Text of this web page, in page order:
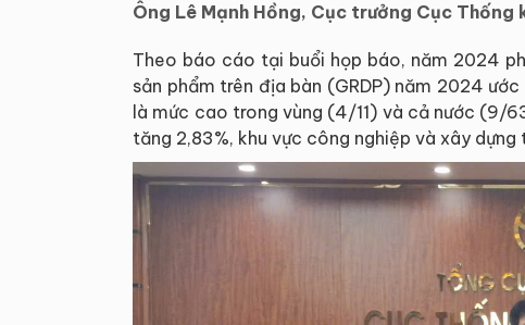
Ông Lê Mạnh Hồng, Cục trưởng Cục
Theo báo cáo tại buổi họp báo, năm 2024
sản phẩm trên địa bàn (GRDP) năm 2024
là mức cao trong vùng (4/11) và cả nước (9/
tăng 2,83%, khu vực công nghiệp và xây